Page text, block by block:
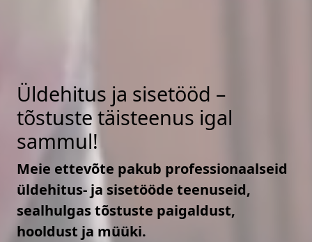
Üldehitus ja sisetööd –
tõstuste täisteenus igal
sammul!
Meie ettevõte pakub professionaalseid
üldehitus- ja sisetööde teenuseid,
sealhulgas tõstuste paigaldust,
hooldust ja müüki.